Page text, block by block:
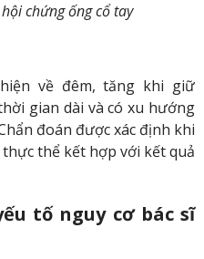
chứng ống cổ tay
về đêm, tăng khi giữ
gian dài và có xu hướng
đoán được xác định khi
thể kết hợp với kết quả
tố nguy cơ bác sĩ